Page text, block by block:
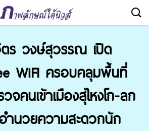
ร วงษ์สุวรรณ เปิด
WiFI ครอบคลุมพื้นที่
จคนเข้าเมืองสุไหงโก-ลก
ำนวยความสะดวกนัก